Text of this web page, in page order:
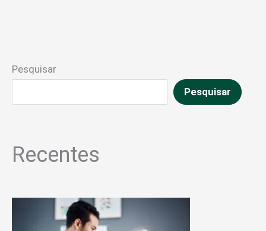
Pesquisar
Pesquisar
Recentes